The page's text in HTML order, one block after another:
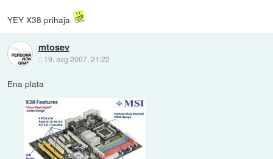
YEY X38 prihaja
mtosev
:: 19. avg 2007, 21:22
Ena plata